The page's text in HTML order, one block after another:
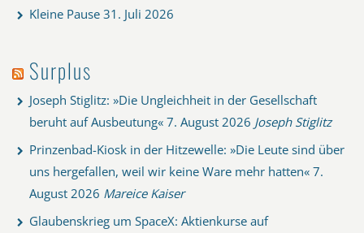
Kleine Pause 31. Juli 2026
Surplus
Joseph Stiglitz: »Die Ungleichheit in der Gesellschaft
beruht auf Ausbeutung« 7. August 2026 Joseph Stiglitz
Prinzenbad-Kiosk in der Hitzewelle: »Die Leute sind über
uns hergefallen, weil wir keine Ware mehr hatten« 7.
August 2026 Mareice Kaiser
Glaubenskrieg um SpaceX: Aktienkurse auf